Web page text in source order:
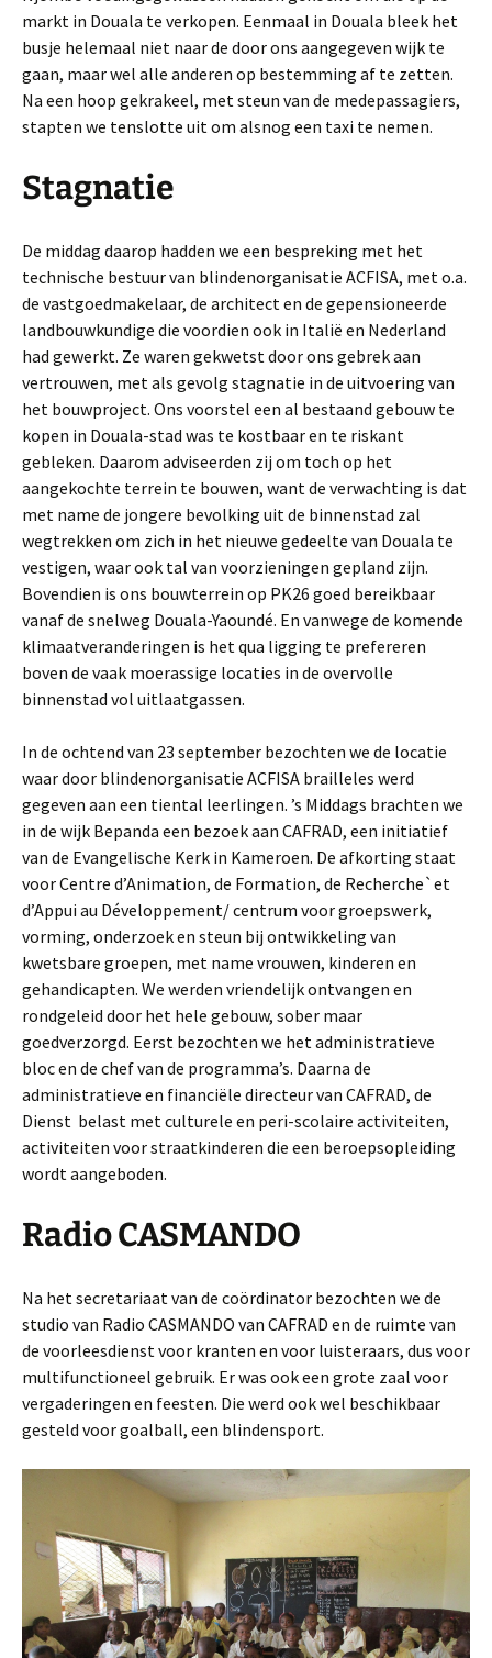
markt in Douala te verkopen. Eenmaal in Douala bleek het
busje helemaal niet naar de door ons aangegeven wijk te
gaan, maar wel alle anderen op bestemming af te zetten.
Na een hoop gekrakeel, met steun van de medepassagiers,
stapten we tenslotte uit om alsnog een taxi te nemen.
Stagnatie
De middag daarop hadden we een bespreking met het
technische bestuur van blindenorganisatie ACFISA, met o.a.
de vastgoedmakelaar, de architect en de gepensioneerde
landbouwkundige die voordien ook in Italië en Nederland
had gewerkt. Ze waren gekwetst door ons gebrek aan
vertrouwen, met als gevolg stagnatie in de uitvoering van
het bouwproject. Ons voorstel een al bestaand gebouw te
kopen in Douala-stad was te kostbaar en te riskant
gebleken. Daarom adviseerden zij om toch op het
aangekochte terrein te bouwen, want de verwachting is dat
met name de jongere bevolking uit de binnenstad zal
wegtrekken om zich in het nieuwe gedeelte van Douala te
vestigen, waar ook tal van voorzieningen gepland zijn.
Bovendien is ons bouwterrein op PK26 goed bereikbaar
vanaf de snelweg Douala-Yaoundé. En vanwege de komende
klimaatveranderingen is het qua ligging te prefereren
boven de vaak moerassige locaties in de overvolle
binnenstad vol uitlaatgassen.
In de ochtend van 23 september bezochten we de locatie
waar door blindenorganisatie ACFISA brailleles werd
gegeven aan een tiental leerlingen. ’s Middags brachten we
in de wijk Bepanda een bezoek aan CAFRAD, een initiatief
van de Evangelische Kerk in Kameroen. De afkorting staat
voor Centre d’Animation, de Formation, de Recherche`et
d’Appui au Développement/ centrum voor groepswerk,
vorming, onderzoek en steun bij ontwikkeling van
kwetsbare groepen, met name vrouwen, kinderen en
gehandicapten. We werden vriendelijk ontvangen en
rondgeleid door het hele gebouw, sober maar
goedverzorgd. Eerst bezochten we het administratieve
bloc en de chef van de programma’s. Daarna de
administratieve en financiële directeur van CAFRAD, de
Dienst belast met culturele en peri-scolaire activiteiten,
activiteiten voor straatkinderen die een beroepsopleiding
wordt aangeboden.
Radio CASMANDO
Na het secretariaat van de coördinator bezochten we de
studio van Radio CASMANDO van CAFRAD en de ruimte van
de voorleesdienst voor kranten en voor luisteraars, dus voor
multifunctioneel gebruik. Er was ook een grote zaal voor
vergaderingen en feesten. Die werd ook wel beschikbaar
gesteld voor goalball, een blindensport.